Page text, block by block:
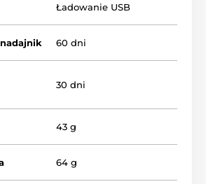
:
wibracje lub impulsy
Ładowanie USB
60 dni
30 dni
43 g
64 g